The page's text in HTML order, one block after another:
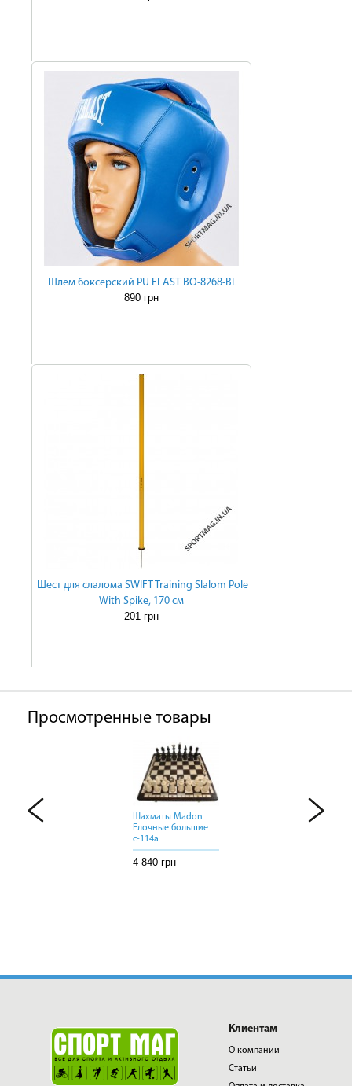
Шлем боксерский PU ELAST BO-8268-BL
890 грн
Шест для слалома SWIFT Training Slalom Pole
With Spike, 170 см
201 грн
Просмотренные товары
Шахматы Madon
Шахматы Madon
Елочные большие
с-114а
4 840 грн
Шахматы Madon
Клиентам
О компании
Статьи